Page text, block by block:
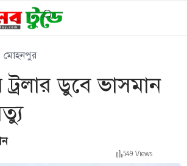
মোহনপুর
ডুবে ভাসমান
549 Views